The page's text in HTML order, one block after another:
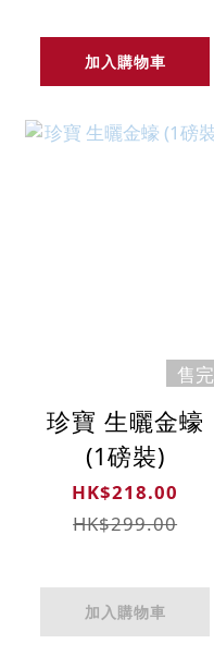
加入購物車
售完
珍寶 生曬金蠔
(1磅裝)
HK$218.00
HK$299.00
加入購物車